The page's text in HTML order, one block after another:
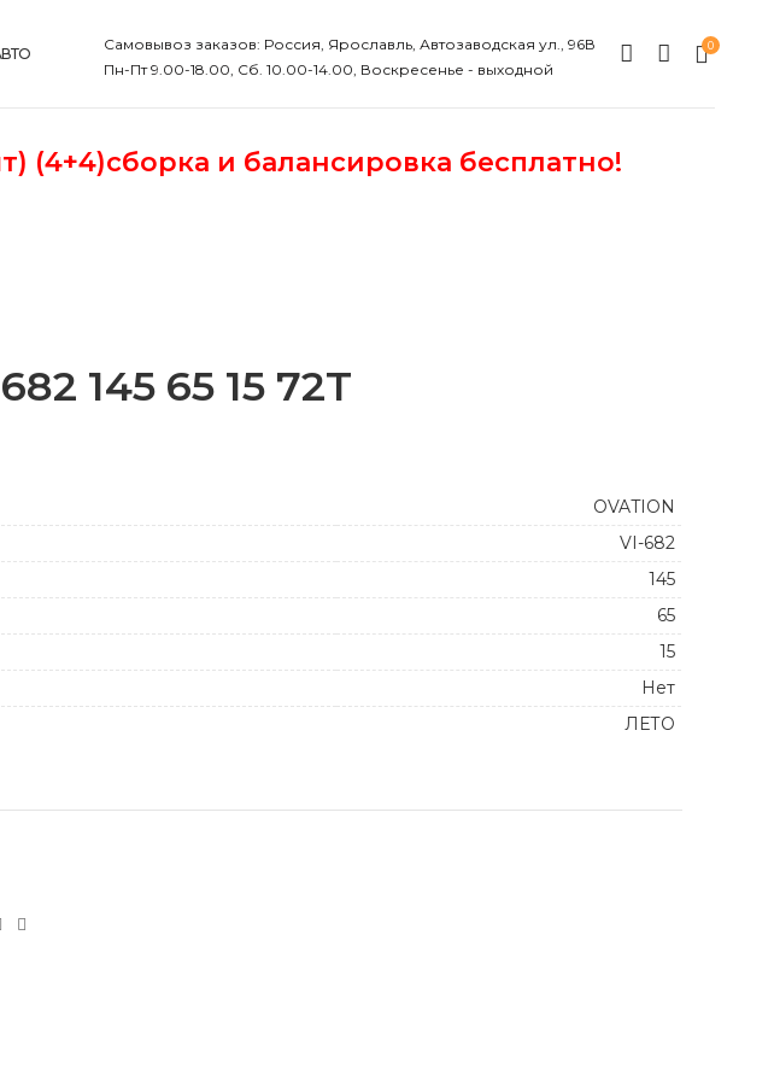
Самовывоз заказов: Россия, Ярославль, Автозаводская ул., 96В
Пн-Пт 9.00-18.00, Сб. 10.00-14.00, Воскресенье - выходной
0
(4+4)сборка и балансировка бесплатно!
145 65 15 72T
OVATION
VI-682
145
65
15
Нет
ЛЕТО